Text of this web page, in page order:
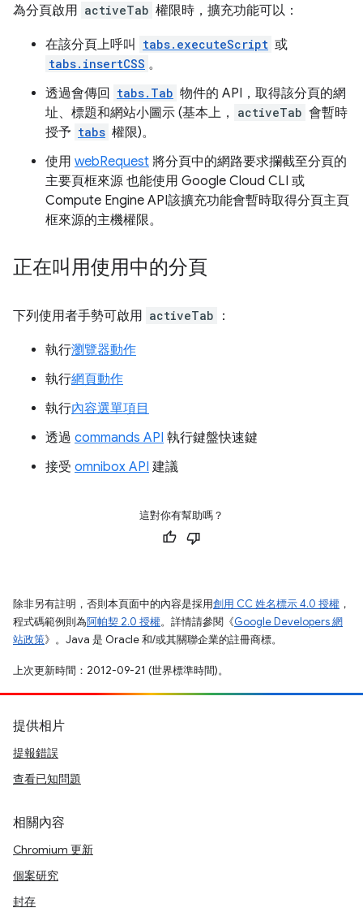
為分頁啟用 activeTab 權限時，擴充功能可以：
在該分頁上呼叫 tabs.executeScript 或
tabs.insertCSS 。
透過會傳回 tabs.Tab 物件的 API，取得該分頁的網
址、標題和網站小圖示 (基本上，
activeTab 會暫時
授予 tabs 權限)。
使用 webRequest 將分頁中的網路要求攔截至分頁的
主要頁框來源 也能使用 Google Cloud CLI 或
Compute Engine API該擴充功能會暫時取得分頁主頁
框來源的主機權限。
正在叫用使用中的分頁
下列使用者手勢可啟用 activeTab ：
執行瀏覽器動作
執行網頁動作
執行內容選單項目
透過 commands API 執行鍵盤快速鍵
接受 omnibox API 建議
這對你有幫助嗎？
除非另有註明，否則本頁面中的內容是採用創用 CC 姓名標示 4.0 授權 ，
程式碼範例則為阿帕契 2.0 授權。詳情請參閱《Google Developers 網
站政策》。Java 是 Oracle 和/或其關聯企業的註冊商標。
上次更新時間：2012-09-21 (世界標準時間)。
提供相片
提報錯誤
查看已知問題
相關內容
Chromium 更新
個案研究
封存